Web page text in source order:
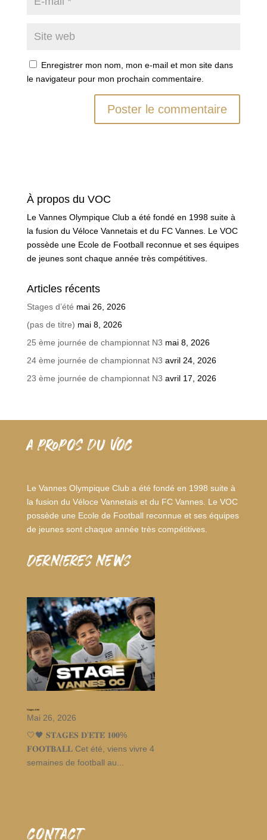
Enregistrer mon nom, mon e-mail et mon site dans
le navigateur pour mon prochain commentaire.
À propos du VOC
Le Vannes Olympique Club a été fondé en 1998 suite à
la fusion du Véloce Vannetais et du FC Vannes. Le VOC
possède une Ecole de Football reconnue et ses équipes
de jeunes sont chaque année très compétitives.
Articles récents
Stages d’été mai 26, 2026
(pas de titre) mai 8, 2026
25 ème journée de championnat N3 mai 8, 2026
24 ème journée de championnat N3 avril 24, 2026
23 ème journée de championnat N3 avril 17, 2026
A PROPOS DU VOC
Le Vannes Olympique Club a été fondé en 1998 suite à
la fusion du Véloce Vannetais et du FC Vannes. Le VOC
possède une Ecole de Football reconnue et ses équipes
de jeunes sont chaque année très compétitives.
dernieres news
Stages d’été
Mai 26, 2026
🤍🖤 𝐒𝐓𝐀𝐆𝐄𝐒 𝐃’𝐄́𝐓𝐄́ 𝟏𝟎𝟎%
𝐅𝐎𝐎𝐓𝐁𝐀𝐋𝐋 Cet été, viens vivre 4
semaines de football au...